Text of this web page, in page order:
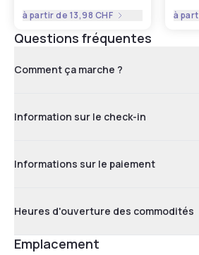
à partir de 13,98 CHF à
Questions fréquentes
Comment ça marche ?
Information sur le check-in
Informations sur le paiement
Heures d'ouverture des commodités
Emplacement